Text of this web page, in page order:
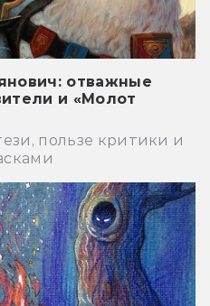
отважные
и «Молот
пользе критики и